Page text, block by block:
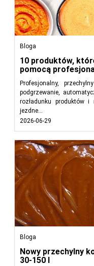
Bloga
10 produktów,
pomocą
Profesjonalny,
podgrzewanie,
rozładunku produktów i
jezdne...
2026-06-29
Bloga
Nowy przechylny
30-150 l